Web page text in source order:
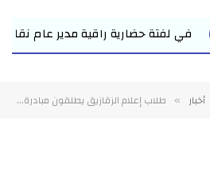
الأطباء بالشرقية يدعو الأول على
أخبار » طلاب إعلام الزقازيق يطلقون مبادرة “مسار” لدعم الابتكار والاستدامة البيئية